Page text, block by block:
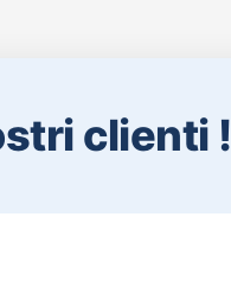
clienti !